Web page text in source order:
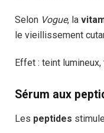
Selon Vogue, la
le vieillissement
Effet : teint
Sérum aux
Les peptides